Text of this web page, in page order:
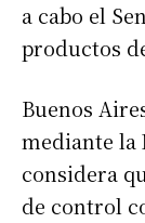
a cabo el
productos
Buenos
mediante la
considera
de control